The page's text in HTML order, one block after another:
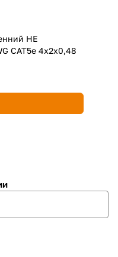
НЕ
CAT5e 4х2х0,48